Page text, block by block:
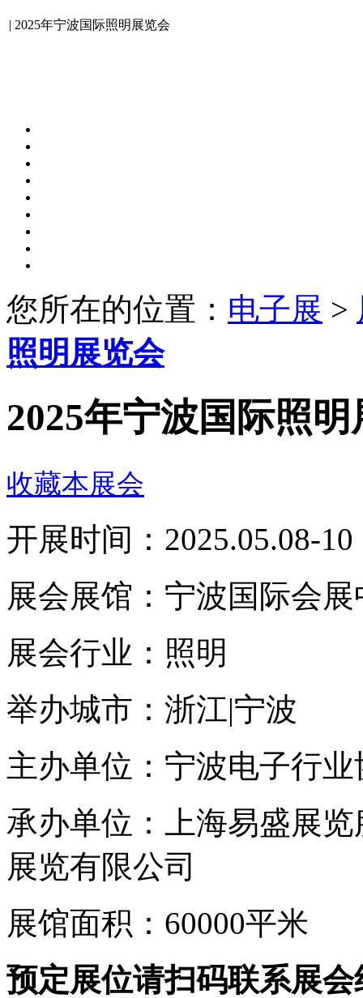
| 2025年宁波国际照明展览会
您所在的位置 ： 电子展 >
照明展览会
2025年宁波国际照
收藏本展会
开展时间：2025.05.08-10
展会展馆：宁波国际会展
展会行业：照明
举办城市：浙江|宁波
主办单位：宁波电子行业
承办单位：上海易盛展
展览有限公司
展馆面积：60000平米
预定展位请扫码联系展